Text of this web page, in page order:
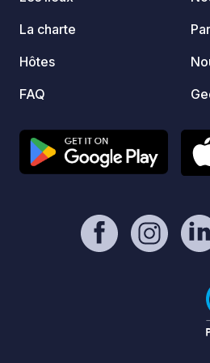
La charte
Hôtes
FAQ